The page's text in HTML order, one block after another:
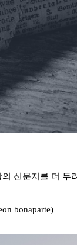
의 신문지를 더 두
bonaparte)